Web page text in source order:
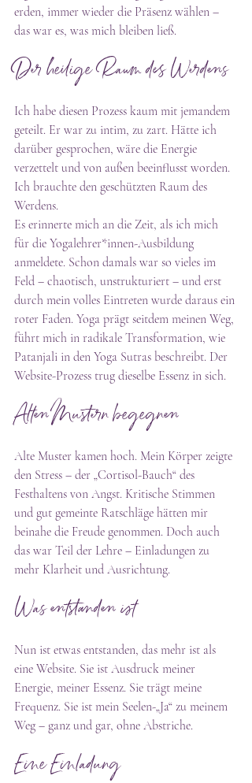
erden, immer wieder die Präsenz wählen –
das war es, was mich bleiben ließ.
Der heilige Raum des Werdens
Ich habe diesen Prozess kaum mit jemandem
geteilt. Er war zu intim, zu zart. Hätte ich
darüber gesprochen, wäre die Energie
verzettelt und von außen beeinflusst worden.
Ich brauchte den geschützten Raum des
Werdens.
Es erinnerte mich an die Zeit, als ich mich
für die Yogalehrer*innen-Ausbildung
anmeldete. Schon damals war so vieles im
Feld – chaotisch, unstrukturiert – und erst
durch mein volles Eintreten wurde daraus ein
roter Faden. Yoga prägt seitdem meinen Weg,
führt mich in radikale Transformation, wie
Patanjali in den Yoga Sutras beschreibt. Der
Website-Prozess trug dieselbe Essenz in sich.
Alten Mustern begegnen
Alte Muster kamen hoch. Mein Körper zeigte
den Stress – der „Cortisol-Bauch“ des
Festhaltens von Angst. Kritische Stimmen
und gut gemeinte Ratschläge hätten mir
beinahe die Freude genommen. Doch auch
das war Teil der Lehre – Einladungen zu
mehr Klarheit und Ausrichtung.
Was entstanden ist
Nun ist etwas entstanden, das mehr ist als
eine Website. Sie ist Ausdruck meiner
Energie, meiner Essenz. Sie trägt meine
Frequenz. Sie ist mein Seelen-„Ja“ zu meinem
Weg – ganz und gar, ohne Abstriche.
Eine Einladung